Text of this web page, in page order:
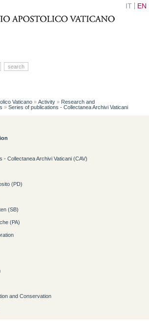
IT EN
Vaticano » Activity » Research and
» Series of publications - Collectanea Archivi Vaticani
- Collectanea Archivi Vaticani (CAV)
(PD)
(SB)
(PA)
and Conservation